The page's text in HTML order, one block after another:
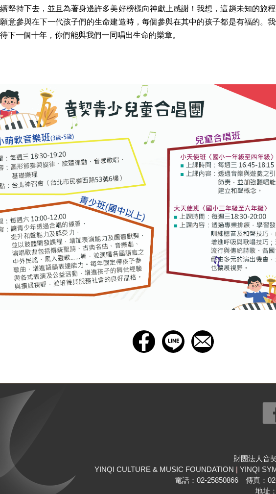
堅持下去，並且為著身邊許多美好榜樣向神獻上感謝！我想，這趟未知的旅
意參與在下一代孩子們的生命建造時，每個參與在其中的孩子都是有福的。
下一個十年，你們能與我們一同唱出生命的樂章。
財團法人音
YINQI CULTURE & MUSIC FOUNDATION | YINQI
電話：02-25850866 傳真：
地址